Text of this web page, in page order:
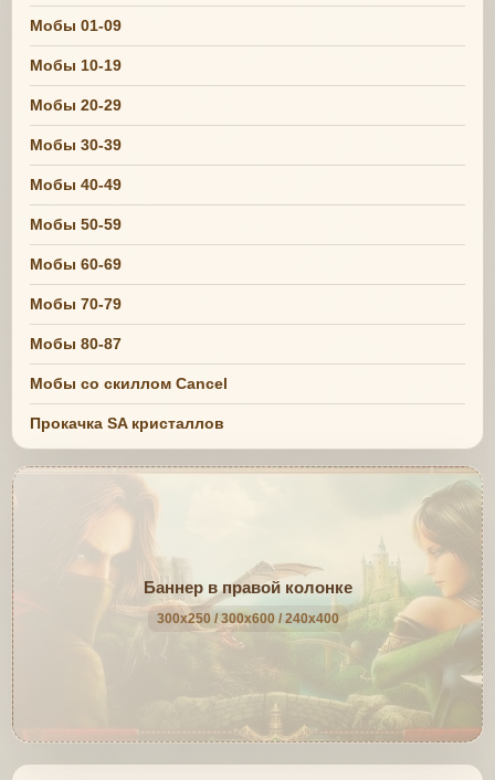
Мобы 01-09
Мобы 10-19
Мобы 20-29
Мобы 30-39
Мобы 40-49
Мобы 50-59
Мобы 60-69
Мобы 70-79
Мобы 80-87
Мобы со скиллом Cancel
Прокачка SA кристаллов
Баннер в правой колонке
300x250 / 300x600 / 240x400